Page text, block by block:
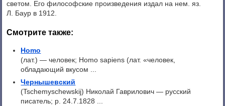
светом. Его философские произведения издал на нем. яз.
Л. Баур в 1912.
Смотрите также:
Homo
(лат.) — человек; Homo sapiens (лат. «человек,
обладающий вкусом ...
Чернышевский
(Tschemyschewskij) Николай Гаврилович — русский
писатель; p. 24.7.1828 ...